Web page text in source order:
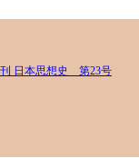
日本思想史 第23号